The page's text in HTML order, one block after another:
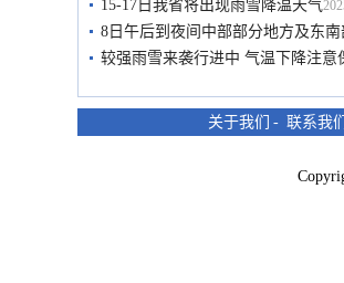
15-17日我省将出现雨雪降温天气
8日午后到夜间中部部分地方及东南
较强雨雪来袭行进中 气温下降注意
关于我们 - 联系我们